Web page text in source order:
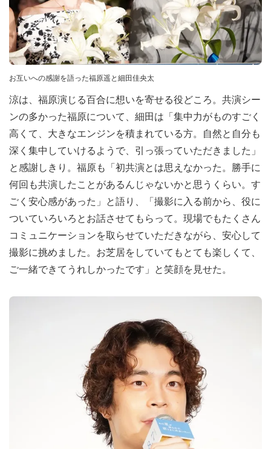
お互いへの感謝を語った福原遥と細田佳央太
涼は、福原演じる百合に想いを寄せる役どころ。共演シー
ンの多かった福原について、細田は「集中力がものすごく
高くて、大きなエンジンを積まれている方。自然と自分も
深く集中していけるようで、引っ張っていただきました」
と感謝しきり。福原も「初共演とは思えなかった。勝手に
何回も共演したことがあるんじゃないかと思うくらい。す
ごく安心感があった」と語り、「撮影に入る前から、役に
ついていろいろとお話させてもらって。現場でもたくさん
コミュニケーションを取らせていただきながら、安心して
撮影に挑めました。お芝居をしていてもとても楽しくて、
ご一緒できてうれしかったです」と笑顔を見せた。